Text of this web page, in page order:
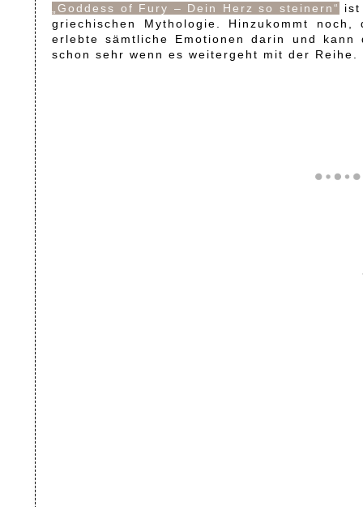
„Goddess of Fury – Dein Herz so steinern“
ist
griechischen Mythologie. Hinzukommt
erlebte sämtliche Emotionen darin und
schon sehr wenn es weitergeht mit der Reihe.